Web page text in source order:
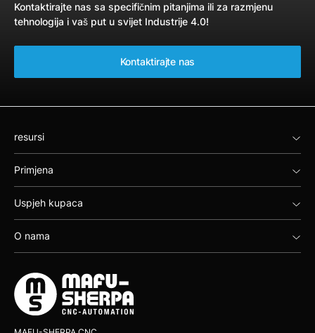
Kontaktirajte nas sa specifičnim pitanjima ili za razmjenu
tehnologija i vaš put u svijet Industrije 4.0!
Kontaktirajte nas
resursi
Primjena
Uspjeh kupaca
O nama